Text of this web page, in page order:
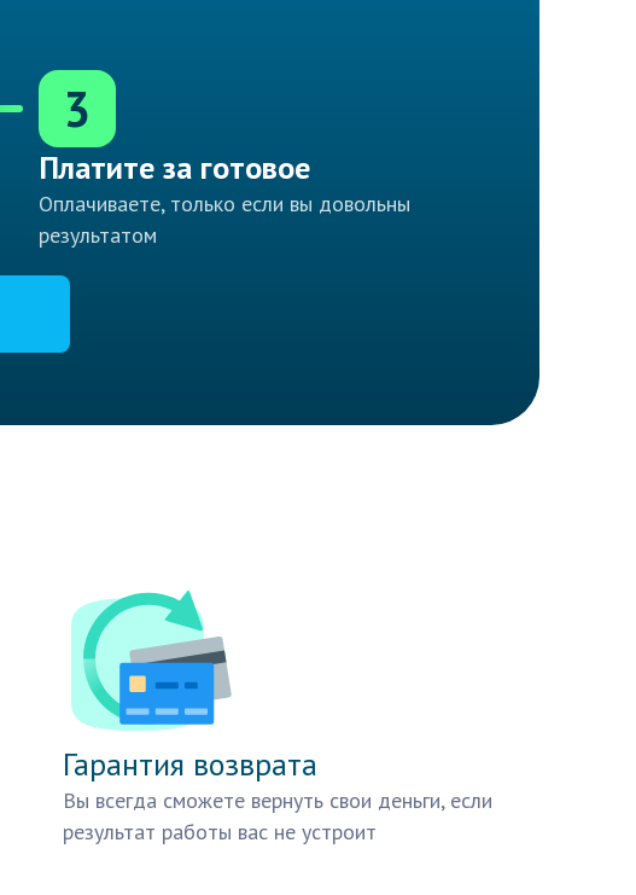
3
Платите за готовое
Оплачиваете, только если вы довольны
результатом
Гарантия возврата
Вы всегда сможете вернуть свои деньги, если
результат работы вас не устроит